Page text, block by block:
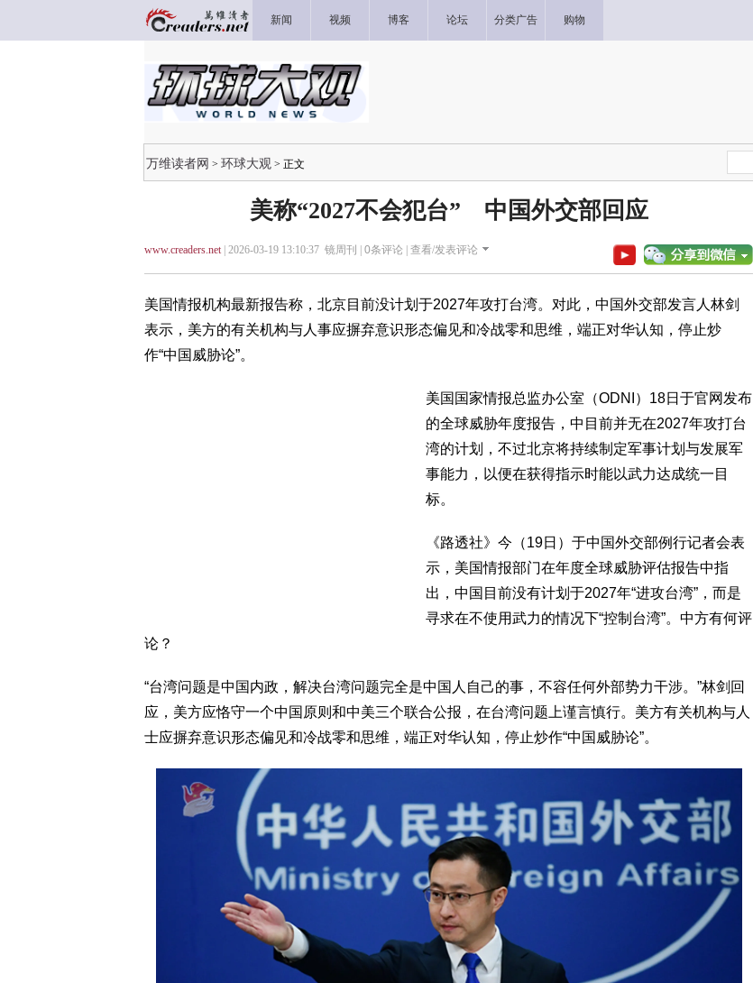
新闻 视频 博客 论坛 分类广告 购物
万维读者网 > 环球大观 > 正文
美称“2027不会犯台” 中国外交部回应
www.creaders.net| 2026-03-19 13:10:37 镜周刊 | 0条评论 | 查看/发表评论
美国情报机构最新报告称，北京目前没计划于2027年攻打台湾。对此，中国外交部发言人林剑
表示，美方的有关机构与人事应摒弃意识形态偏见和冷战零和思维，端正对华认知，停止炒
作“中国威胁论”。
美国国家情报总监办公室（ODNI）18日于官网发布
的全球威胁年度报告，中目前并无在2027年攻打台
湾的计划，不过北京将持续制定军事计划与发展军
事能力，以便在获得指示时能以武力达成统一目
标。
《路透社》今（19日）于中国外交部例行记者会表
示，美国情报部门在年度全球威胁评估报告中指
出，中国目前没有计划于2027年“进攻台湾”，而是
寻求在不使用武力的情况下“控制台湾”。中方有何评
论？
“台湾问题是中国内政，解决台湾问题完全是中国人自己的事，不容任何外部势力干涉。”林剑回
应，美方应恪守一个中国原则和中美三个联合公报，在台湾问题上谨言慎行。美方有关机构与人
士应摒弃意识形态偏见和冷战零和思维，端正对华认知，停止炒作“中国威胁论”。